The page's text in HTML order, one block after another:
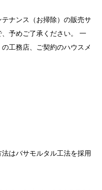
ナンス（お掃除）の販売サ
予めご了承ください。 一
工務店、ご契約のハウスメ
はバサモルタル工法を採用